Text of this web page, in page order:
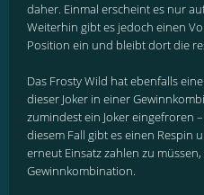
daher. Einmal erscheint es nur
Weiterhin gibt es jedoch einen
Position ein und bleibt dort die
Das Frosty Wild hat ebenfalls
dieser Joker in einer
zumindest ein Joker eingefroren
diesem Fall gibt es einen Respin
erneut Einsatz zahlen zu
Gewinnkombination.